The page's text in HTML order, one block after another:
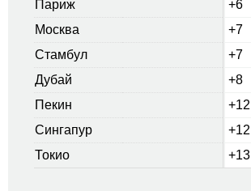
Париж
+6
Москва
+7
Стамбул
+7
Дубай
+8
Пекин
+12
Сингапур
+12
Токио
+13